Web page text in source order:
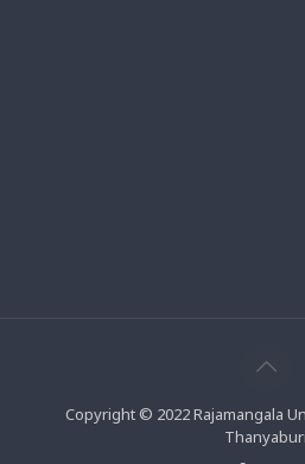
Copyright © 2022 Rajamangala
Thanyaburi